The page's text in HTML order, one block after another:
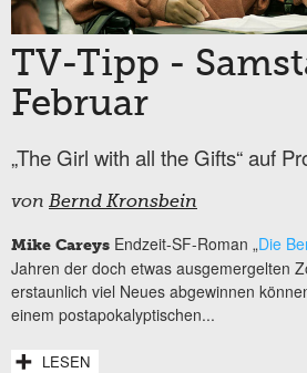
TV-Tipp -
Februar
„The Girl with all the Gifts“ auf
von Bernd Kronsbein
Mike Careys Endzeit-SF-Roman „Die
Jahren der doch etwas ausgemergelten
erstaunlich viel Neues abgewinnen
einem postapokalyptischen...
LESEN